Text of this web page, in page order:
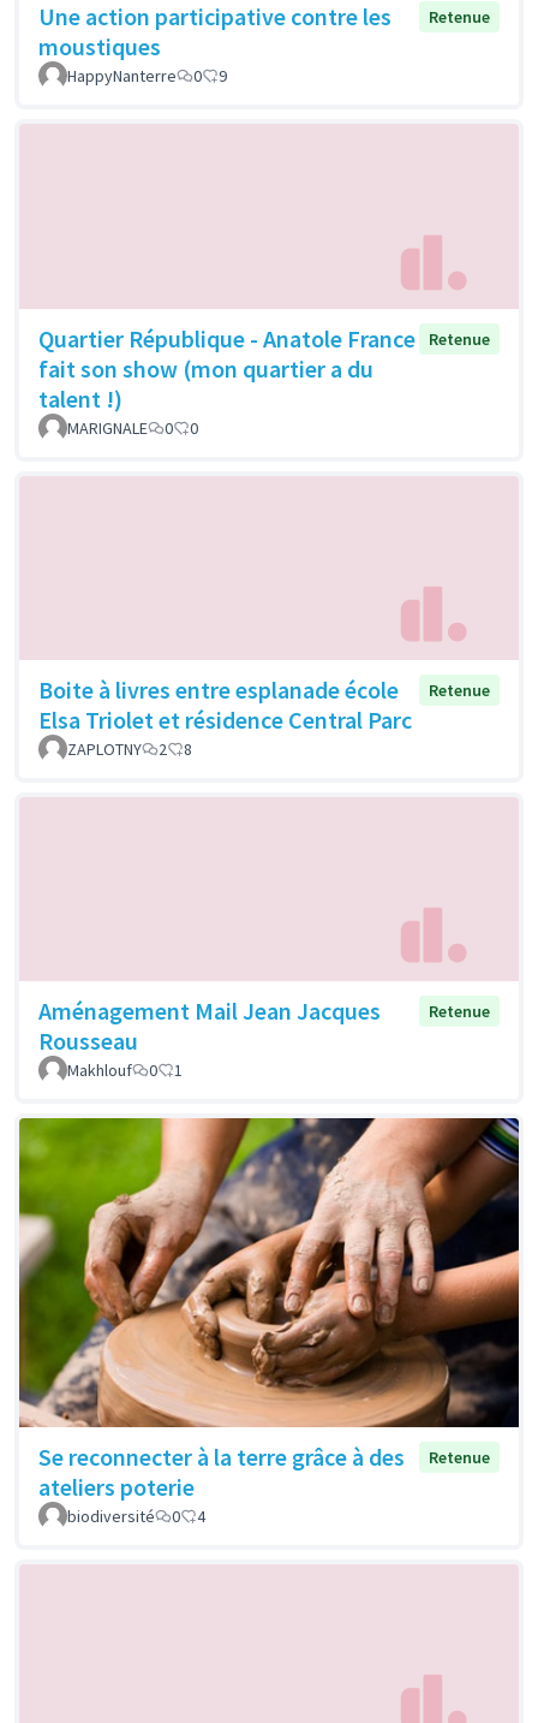
Une action participative contre les
moustiques
Retenue
HappyNanterre 0 9
Quartier République - Anatole France
fait son show (mon quartier a du
talent !)
Retenue
MARIGNALE 0 0
Boite à livres entre esplanade école
Elsa Triolet et résidence Central Parc
Retenue
ZAPLOTNY 2 8
Aménagement Mail Jean Jacques
Rousseau
Retenue
Makhlouf 0 1
Se reconnecter à la terre grâce à des
ateliers poterie
Retenue
biodiversité 0 4